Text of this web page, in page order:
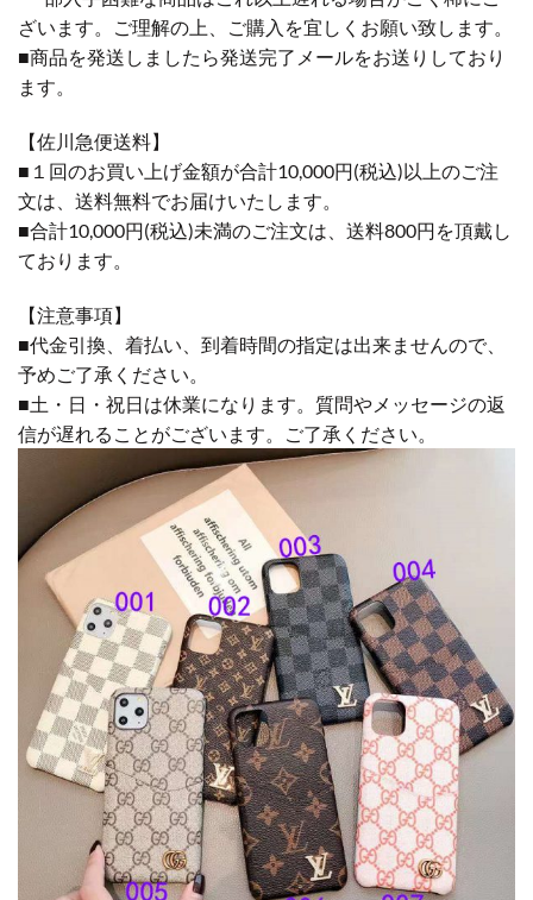
ざいます。ご理解の上、ご購入を宜しくお願い致します。
■商品を発送しましたら発送完了メールをお送りしており
ます。
【佐川急便送料】
■１回のお買い上げ金額が合計10,000円(税込)以上のご注
文は、送料無料でお届けいたします。
■合計10,000円(税込)未満のご注文は、送料800円を頂戴し
ております。
【注意事項】
■代金引換、着払い、到着時間の指定は出来ませんので、
予めご了承ください。
■土・日・祝日は休業になります。質問やメッセージの返
信が遅れることがございます。ご了承ください。